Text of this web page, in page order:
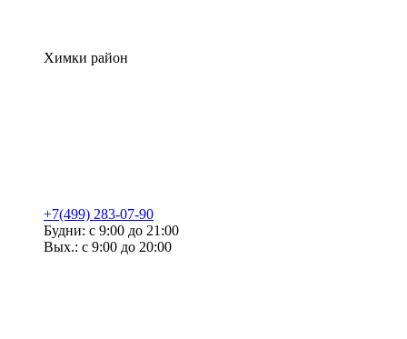
Химки район
+7(499) 283-07-90
Будни: с 9:00 до 21:00
Вых.: с 9:00 до 20:00